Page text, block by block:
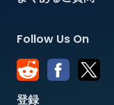
Follow Us On
登録